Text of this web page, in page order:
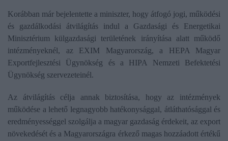
Korábban már bejelentette a miniszter, hogy átfogó jogi, működési
és gazdálkodási átvilágítás indul a Gazdasági és Energetikai
Minisztérium külgazdasági területének irányítása alatt működő
intézményeknél, az EXIM Magyarország, a HEPA Magyar
Exportfejlesztési Ügynökség és a HIPA Nemzeti Befektetési
Ügynökség szervezeteinél.
Az átvilágítás célja annak biztosítása, hogy az intézmények
működése a lehető legnagyobb hatékonysággal, átláthatósággal és
eredményességgel szolgálja a magyar gazdaság érdekeit, az export
növekedését és a Magyarországra érkező magas hozzáadott értékű